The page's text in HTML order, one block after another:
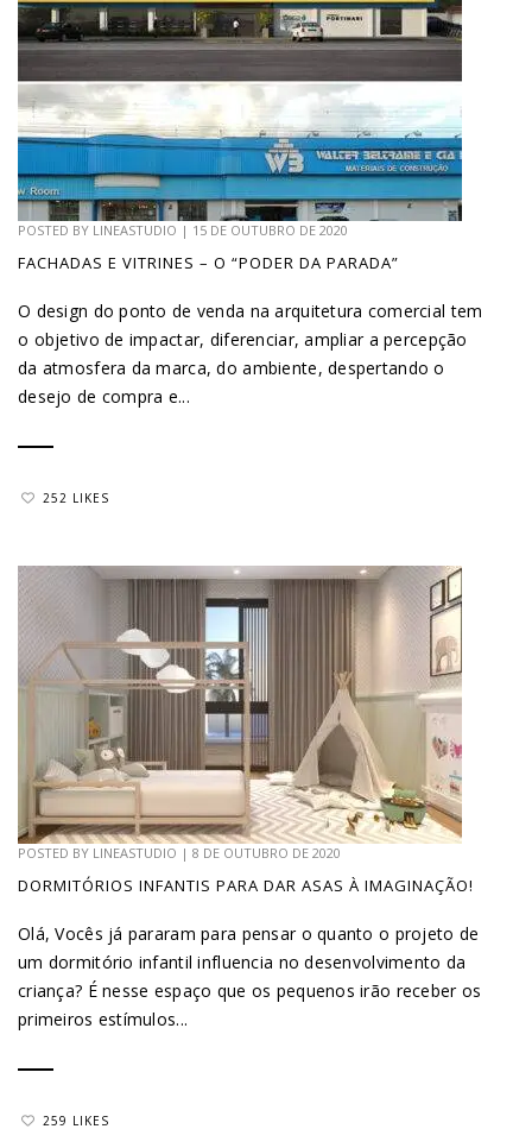
POSTED BY LINEASTUDIO | 15 DE OUTUBRO DE 2020
FACHADAS E VITRINES – O “PODER DA PARADA”
O design do ponto de venda na arquitetura comercial tem
o objetivo de impactar, diferenciar, ampliar a percepção
da atmosfera da marca, do ambiente, despertando o
desejo de compra e...
252 LIKES
POSTED BY LINEASTUDIO | 8 DE OUTUBRO DE 2020
DORMITÓRIOS INFANTIS PARA DAR ASAS À IMAGINAÇÃO!
Olá, Vocês já pararam para pensar o quanto o projeto de
um dormitório infantil influencia no desenvolvimento da
criança? É nesse espaço que os pequenos irão receber os
primeiros estímulos...
259 LIKES